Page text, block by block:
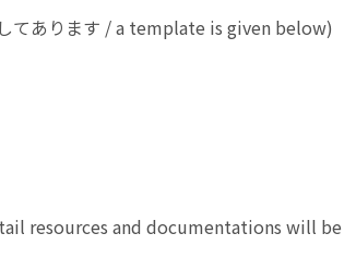
てあります / a template is given below)
resources and documentations will be